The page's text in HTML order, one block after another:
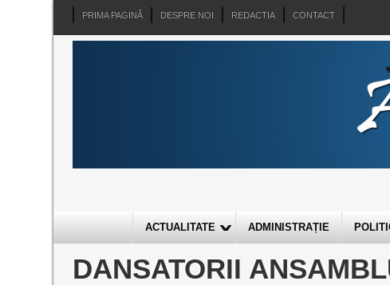
PRIMA PAGINĂ DESPRE NOI REDACTIA CONTACT
ACTUALITATE ADMINISTRAȚIE
DANSATORII